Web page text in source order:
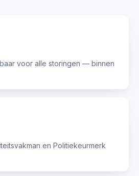
voor alle storingen — binnen
en Politie­keurmerk